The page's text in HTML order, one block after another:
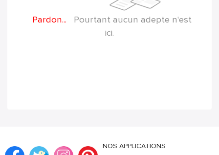
Pardon...
Pourtant aucun adepte n'est
ici.
NOS APPLICATIONS